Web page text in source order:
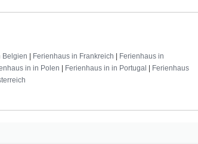
Belgien | Ferienhaus in Frankreich | Ferienhaus in
in in Polen | Ferienhaus in in Portugal | Ferienhaus